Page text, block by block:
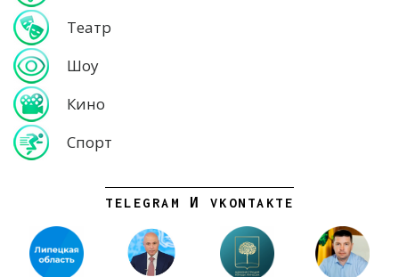
Театр
Шоу
Кино
Спорт
TELEGRAM И VKONTAKTE